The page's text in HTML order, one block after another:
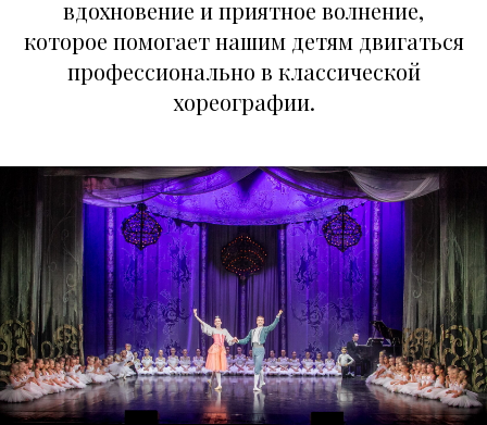
вдохновение и приятное волнение,
которое помогает нашим детям двигаться
профессионально в классической
хореографии.